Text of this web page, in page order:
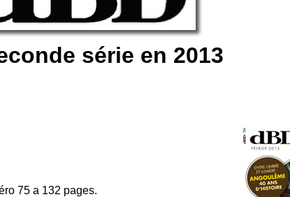
série en 2013
75 a 132 pages.